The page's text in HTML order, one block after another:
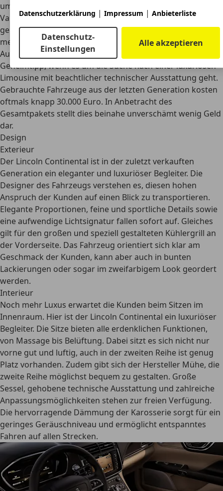
umgerechnet hätten Kunden für eine voll ausgestattete
Variante allerdings etwa 50.000 Euro bezahlt. Selbst eine
gebrauchte S-Klasse mit Basisausstattung kostet deutlich
mehr.
Auch als Gebrauchtwagen ist der Lincoln Continental ein
Geheimtipp, wenn es um die Suche nach einer luxuriösen
Limousine mit beachtlicher technischer Ausstattung geht.
Gebrauchte Fahrzeuge aus der letzten Generation kosten
oftmals knapp 30.000 Euro. In Anbetracht des
Gesamtpakets stellt dies beinahe unverschämt wenig Geld
dar.
Design
Exterieur
Der Lincoln Continental ist in der zuletzt verkauften
Generation ein eleganter und luxuriöser Begleiter. Die
Designer des Fahrzeugs verstehen es, diesen hohen
Anspruch der Kunden auf einen Blick zu transportieren.
Elegante Proportionen, feine und sportliche Details sowie
eine aufwendige Lichtsignatur fallen sofort auf. Gleiches
gilt für den großen und speziell gestalteten Kühlergrill an
der Vorderseite. Das Fahrzeug orientiert sich klar am
Geschmack der Kunden, kann aber auch in bunten
Lackierungen oder sogar im zweifarbigem Look geordert
werden.
Interieur
Noch mehr Luxus erwartet die Kunden beim Sitzen im
Innenraum. Hier ist der Lincoln Continental ein luxuriöser
Begleiter. Die Sitze bieten alle erdenklichen Funktionen,
von Massage bis Belüftung. Dabei sitzt es sich nicht nur
vorne gut und luftig, auch in der zweiten Reihe ist genug
Platz vorhanden. Zudem gibt sich der Hersteller Mühe, die
zweite Reihe möglichst bequem zu gestalten. Große
Sessel, gehobene technische Ausstattung und zahlreiche
Anpassungsmöglichkeiten stehen zur freien Verfügung.
Die hervorragende Dämmung der Karosserie sorgt für ein
geringes Geräuschniveau und ermöglicht entspanntes
Fahren auf allen Strecken.
Datenschutzerklärung | Impressum | Anbieterliste
Datenschutz-
Einstellungen
Alle akzeptieren